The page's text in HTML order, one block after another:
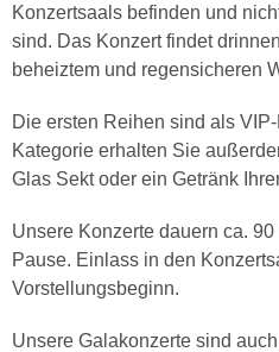
Konzertsaals befinden und
sind. Das Konzert findet
beheiztem und regensicheren
Die ersten Reihen sind als
Kategorie erhalten Sie
Glas Sekt oder ein Getränk
Unsere Konzerte dauern ca.
Pause. Einlass in den
Vorstellungsbeginn.
Unsere Galakonzerte sind